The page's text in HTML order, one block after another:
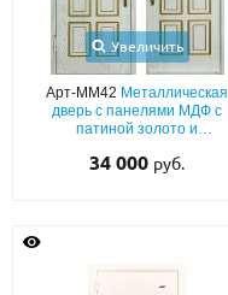
Увеличить
Арт-ММ42 Металлическая
дверь с панелями МДФ с
патиной золото и
34 000 руб.